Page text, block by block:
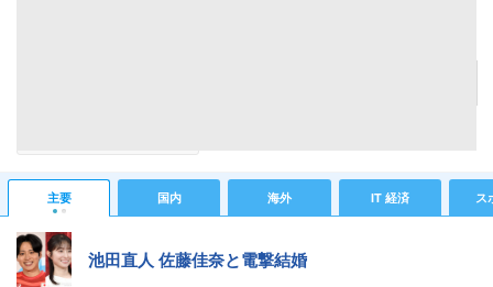
主要 国内 海外 IT 経済 ス
池田直人 佐藤佳奈と電撃結婚